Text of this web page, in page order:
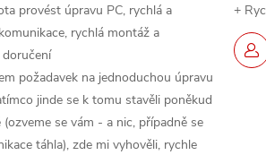
provést úpravu PC, rychlá a
rychlá montáž a
požadavek na jednoduchou úpravu
jinde se k tomu stavěli poněkud
(ozveme se vám - a nic, případně se
táhla), zde mi vyhověli, rychle
+